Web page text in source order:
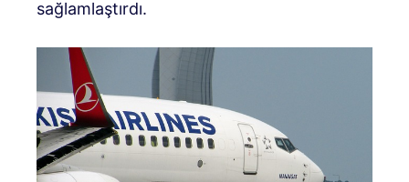
sağlamlaştırdı.